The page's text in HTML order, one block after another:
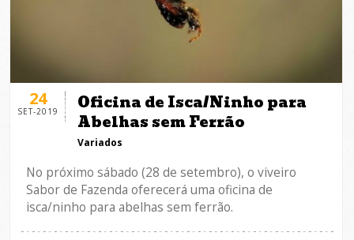
24
SET-2019
Oficina de Isca/Ninho para
Abelhas sem Ferrão
Variados
No próximo sábado (28 de setembro), o viveiro
Sabor de Fazenda oferecerá uma oficina de
isca/ninho para abelhas sem ferrão.